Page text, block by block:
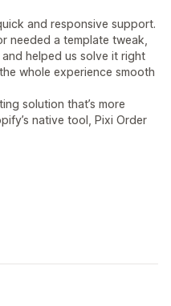
and responsive support.
needed a template tweak,
helped us solve it right
whole experience smooth
solution that’s more
native tool, Pixi Order